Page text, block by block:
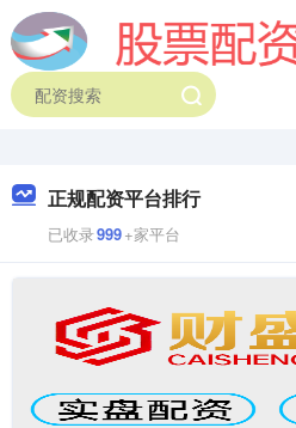
正规配资平台排行
已收录999+家平台